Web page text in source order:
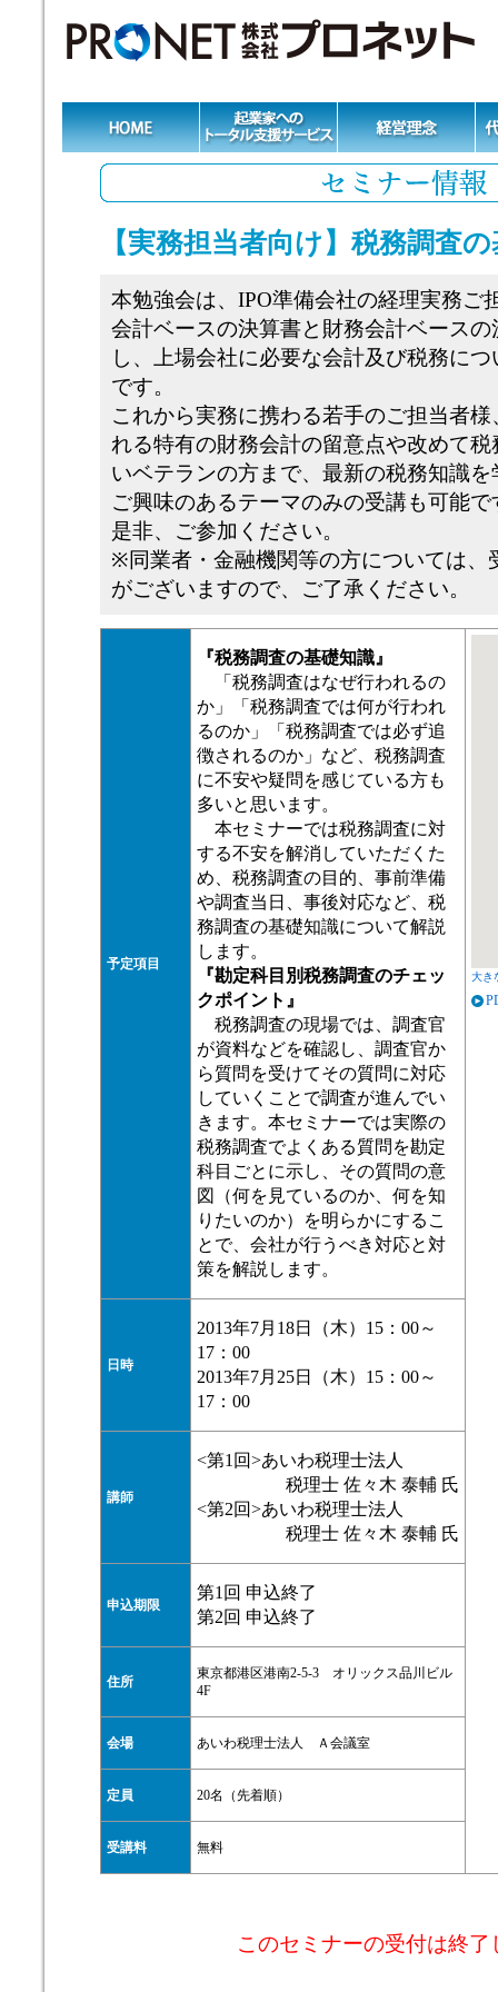
【実務担当者向け】税務調査
本勉強会は、IPO準備会社の経理実務ご
会計ベースの決算書と財務会計ベース
し、上場会社に必要な会計及び税務に
です。
これから実務に携わる若手のご担当者
れる特有の財務会計の留意点や改めて
いベテランの方まで、最新の税務知識
ご興味のあるテーマのみの受講も可能
是非、ご参加ください。
※同業者・金融機関等の方については、
がございますので、ご了承ください。
予定項目
『税務調査の基礎知識』
「税務調査はなぜ行われるの
か」「税務調査では何が行われ
るのか」「税務調査では必ず追
徴されるのか」など、税務調査
に不安や疑問を感じている方も
多いと思います。
本セミナーでは税務調査に対
する不安を解消していただくた
め、税務調査の目的、事前準備
や調査当日、事後対応など、税
務調査の基礎知識について解説
します。
『勘定科目別税務調査のチェッ
クポイント』
税務調査の現場では、調査官
が資料などを確認し、調査官か
ら質問を受けてその質問に対応
していくことで調査が進んでい
きます。本セミナーでは実際の
税務調査でよくある質問を勘定
科目ごとに示し、その質問の意
図（何を見ているのか、何を知
りたいのか）を明らかにするこ
とで、会社が行うべき対応と対
策を解説します。
大き
日時
2013年7月18日（木）15：00～
17：00
2013年7月25日（木）15：00～
17：00
講師
<第1回>あいわ税理士法人
税理士 佐々木 泰輔 氏
<第2回>あいわ税理士法人
税理士 佐々木 泰輔 氏
申込期限
第1回 申込終了
第2回 申込終了
住所
東京都港区港南2-5-3 オリックス品川ビル
4F
会場 あいわ税理士法人 Ａ会議室
定員 20名（先着順）
受講料 無料
このセミナーの受付は終了